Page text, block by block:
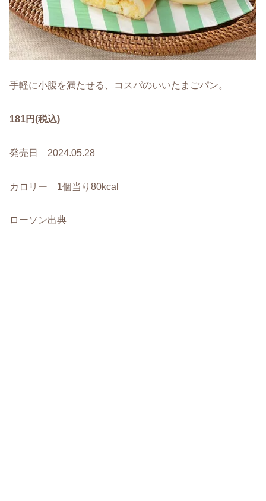
手軽に小腹を満たせる、コスパのいいたまごパン。
181円(税込)
発売日 2024.05.28
カロリー 1個当り80kcal
ローソン出典